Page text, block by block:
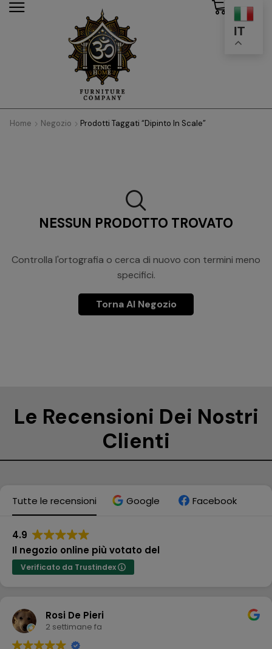
IT
Home Negozio Prodotti Taggati “dipinto In Scale”
NESSUN PRODOTTO TROVATO
Controlla l'ortografia o cerca di nuovo con termini meno
specifici.
Torna Al Negozio
Le Recensioni Dei Nostri
Clienti
Tutte le recensioni Google Facebook
4.9
Il negozio online più votato del
Verificato da Trustindex
Rosi De Pieri
2 settimane fa